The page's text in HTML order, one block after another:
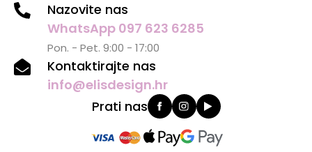
Nazovite nas
WhatsApp 097 623 6285
Pon. - Pet. 9:00 - 17:00
Kontaktirajte nas
info@elisdesign.hr
Prati nas